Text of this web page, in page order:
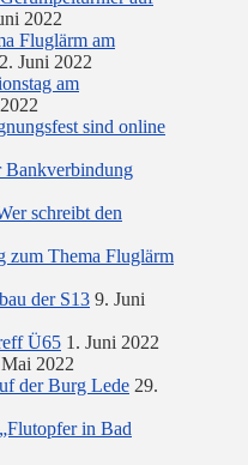
2022
Fluglärm am
Juni 2022
am
sind online
schreibt den
zum Thema Fluglärm
der S13 9. Juni
Ü65 1. Juni 2022
2022
der Burg Lede 29.
in Bad